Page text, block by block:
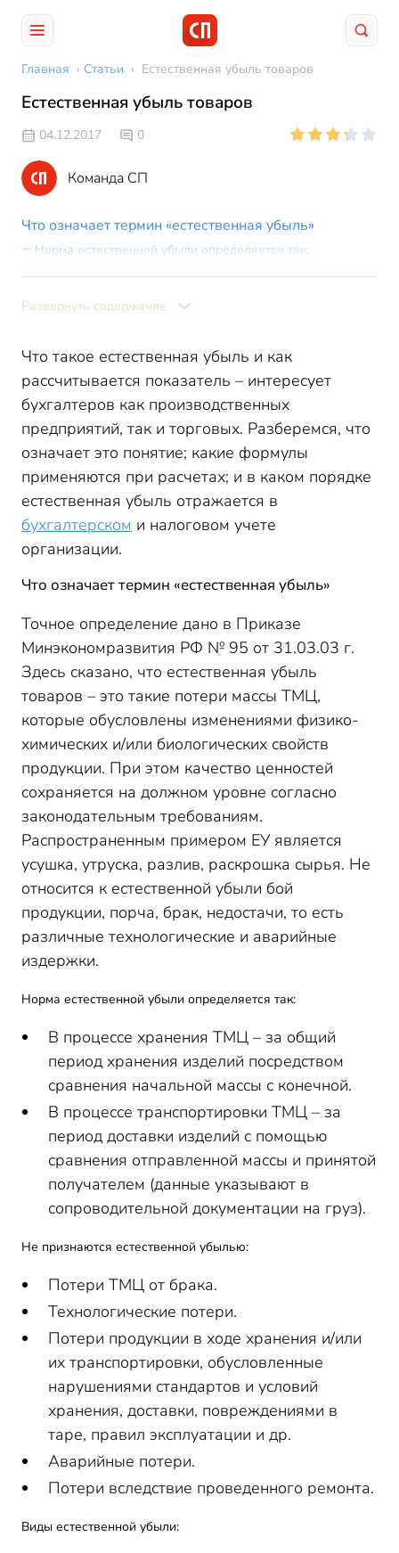
Главная › Статьи › Естественная убыль товаров
Естественная убыль товаров
04.12.2017 0
Команда СП
Что означает термин «естественная убыль»
Норма естественной убыли определяется так:
Не признаются естественной убылью:
Виды естественной убыли:
Формула расчета естественной убыли
Учет естественной убыли
Развернуть содержание
Что такое естественная убыль и как
рассчитывается показатель – интересует
бухгалтеров как производственных
предприятий, так и торговых. Разберемся, что
означает это понятие; какие формулы
применяются при расчетах; и в каком порядке
естественная убыль отражается в
бухгалтерском и налоговом учете
организации.
Что означает термин «естественная убыль»
Точное определение дано в Приказе
Минэкономразвития РФ № 95 от 31.03.03 г.
Здесь сказано, что естественная убыль
товаров – это такие потери массы ТМЦ,
которые обусловлены изменениями физико-
химических и/или биологических свойств
продукции. При этом качество ценностей
сохраняется на должном уровне согласно
законодательным требованиям.
Распространенным примером ЕУ является
усушка, утруска, разлив, раскрошка сырья. Не
относится к естественной убыли бой
продукции, порча, брак, недостачи, то есть
различные технологические и аварийные
издержки.
Норма естественной убыли определяется так:
В процессе хранения ТМЦ – за общий
период хранения изделий посредством
сравнения начальной массы с конечной.
В процессе транспортировки ТМЦ – за
период доставки изделий с помощью
сравнения отправленной массы и принятой
получателем (данные указывают в
сопроводительной документации на груз).
Не признаются естественной убылью:
Потери ТМЦ от брака.
Технологические потери.
Потери продукции в ходе хранения и/или
их транспортировки, обусловленные
нарушениями стандартов и условий
хранения, доставки, повреждениями в
таре, правил эксплуатации и др.
Аварийные потери.
Потери вследствие проведенного ремонта.
Виды естественной убыли: